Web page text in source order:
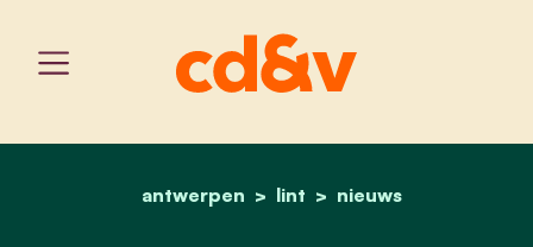
home
antwerpen lint nieuws
cd&v lint stelt trots haar